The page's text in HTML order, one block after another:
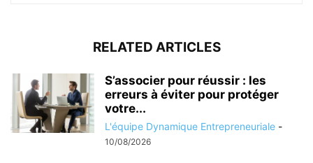
RELATED ARTICLES
S’associer pour réussir : les
erreurs à éviter pour protéger
votre...
L'équipe Dynamique Entrepreneuriale -
10/08/2026